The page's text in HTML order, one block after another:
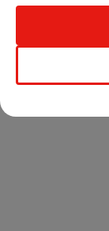
+ DE MUSIQUE